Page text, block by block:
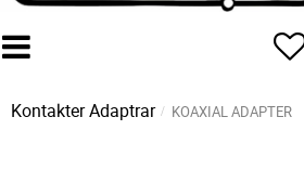
KontakterAdaptrar KOAXIAL ADAPTER